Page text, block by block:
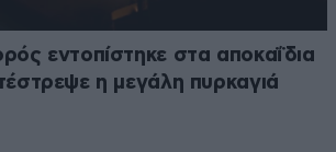
εντοπίστηκε στα αποκαΐδια
η μεγάλη πυρκαγιά